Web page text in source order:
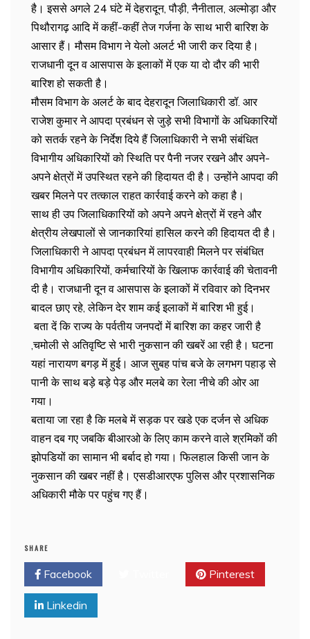
है। इससे अगले 24 घंटे में देहरादून, पौड़ी, नैनीताल, अल्मोड़ा और
पिथौरागढ़ आदि में कहीं-कहीं तेज गर्जना के साथ भारी बारिश के
आसार हैं। मौसम विभाग ने येलो अलर्ट भी जारी कर दिया है।
राजधानी दून व आसपास के इलाकों में एक या दो दौर की भारी
बारिश हो सकती है।
मौसम विभाग के अलर्ट के बाद देहरादून जिलाधिकारी डॉ. आर
राजेश कुमार ने आपदा प्रबंधन से जुड़े सभी विभागों के अधिकारियों
को सतर्क रहने के निर्देश दिये हैं जिलाधिकारी ने सभी संबंधित
विभागीय अधिकारियों को स्थिति पर पैनी नजर रखने और अपने-
अपने क्षेत्रों में उपस्थित रहने की हिदायत दी है। उन्होंने आपदा की
खबर मिलने पर तत्काल राहत कार्रवाई करने को कहा है।
साथ ही उप जिलाधिकारियों को अपने अपने क्षेत्रों में रहने और
क्षेत्रीय लेखपालों से जानकारियां हासिल करने की हिदायत दी है।
जिलाधिकारी ने आपदा प्रबंधन में लापरवाही मिलने पर संबंधित
विभागीय अधिकारियों, कर्मचारियों के खिलाफ कार्रवाई की चेतावनी
दी है। राजधानी दून व आसपास के इलाकों में रविवार को दिनभर
बादल छाए रहे, लेकिन देर शाम कई इलाकों में बारिश भी हुई।
बता दें कि राज्य के पर्वतीय जनपदों में बारिश का कहर जारी है
,चमोली से अतिवृष्टि से भारी नुकसान की खबरें आ रही है। घटना
यहां नारायण बगड़ में हुई। आज सुबह पांच बजे के लगभग पहाड़ से
पानी के साथ बड़े बड़े पेड़ और मलबे का रेला नीचे की ओर आ
गया।
बताया जा रहा है कि मलबे में सड़क पर खडे एक दर्जन से अधिक
वाहन दब गए जबकि बीआरओ के लिए काम करने वाले श्रमिकों की
झोपडियों का सामान भी बर्बाद हो गया। फिलहाल किसी जान के
नुकसान की खबर नहीं है। एसडीआरएफ पुलिस और प्रशासनिक
अधिकारी मौके पर पहुंच गए हैं।
SHARE
Facebook Pinterest
Linkedin